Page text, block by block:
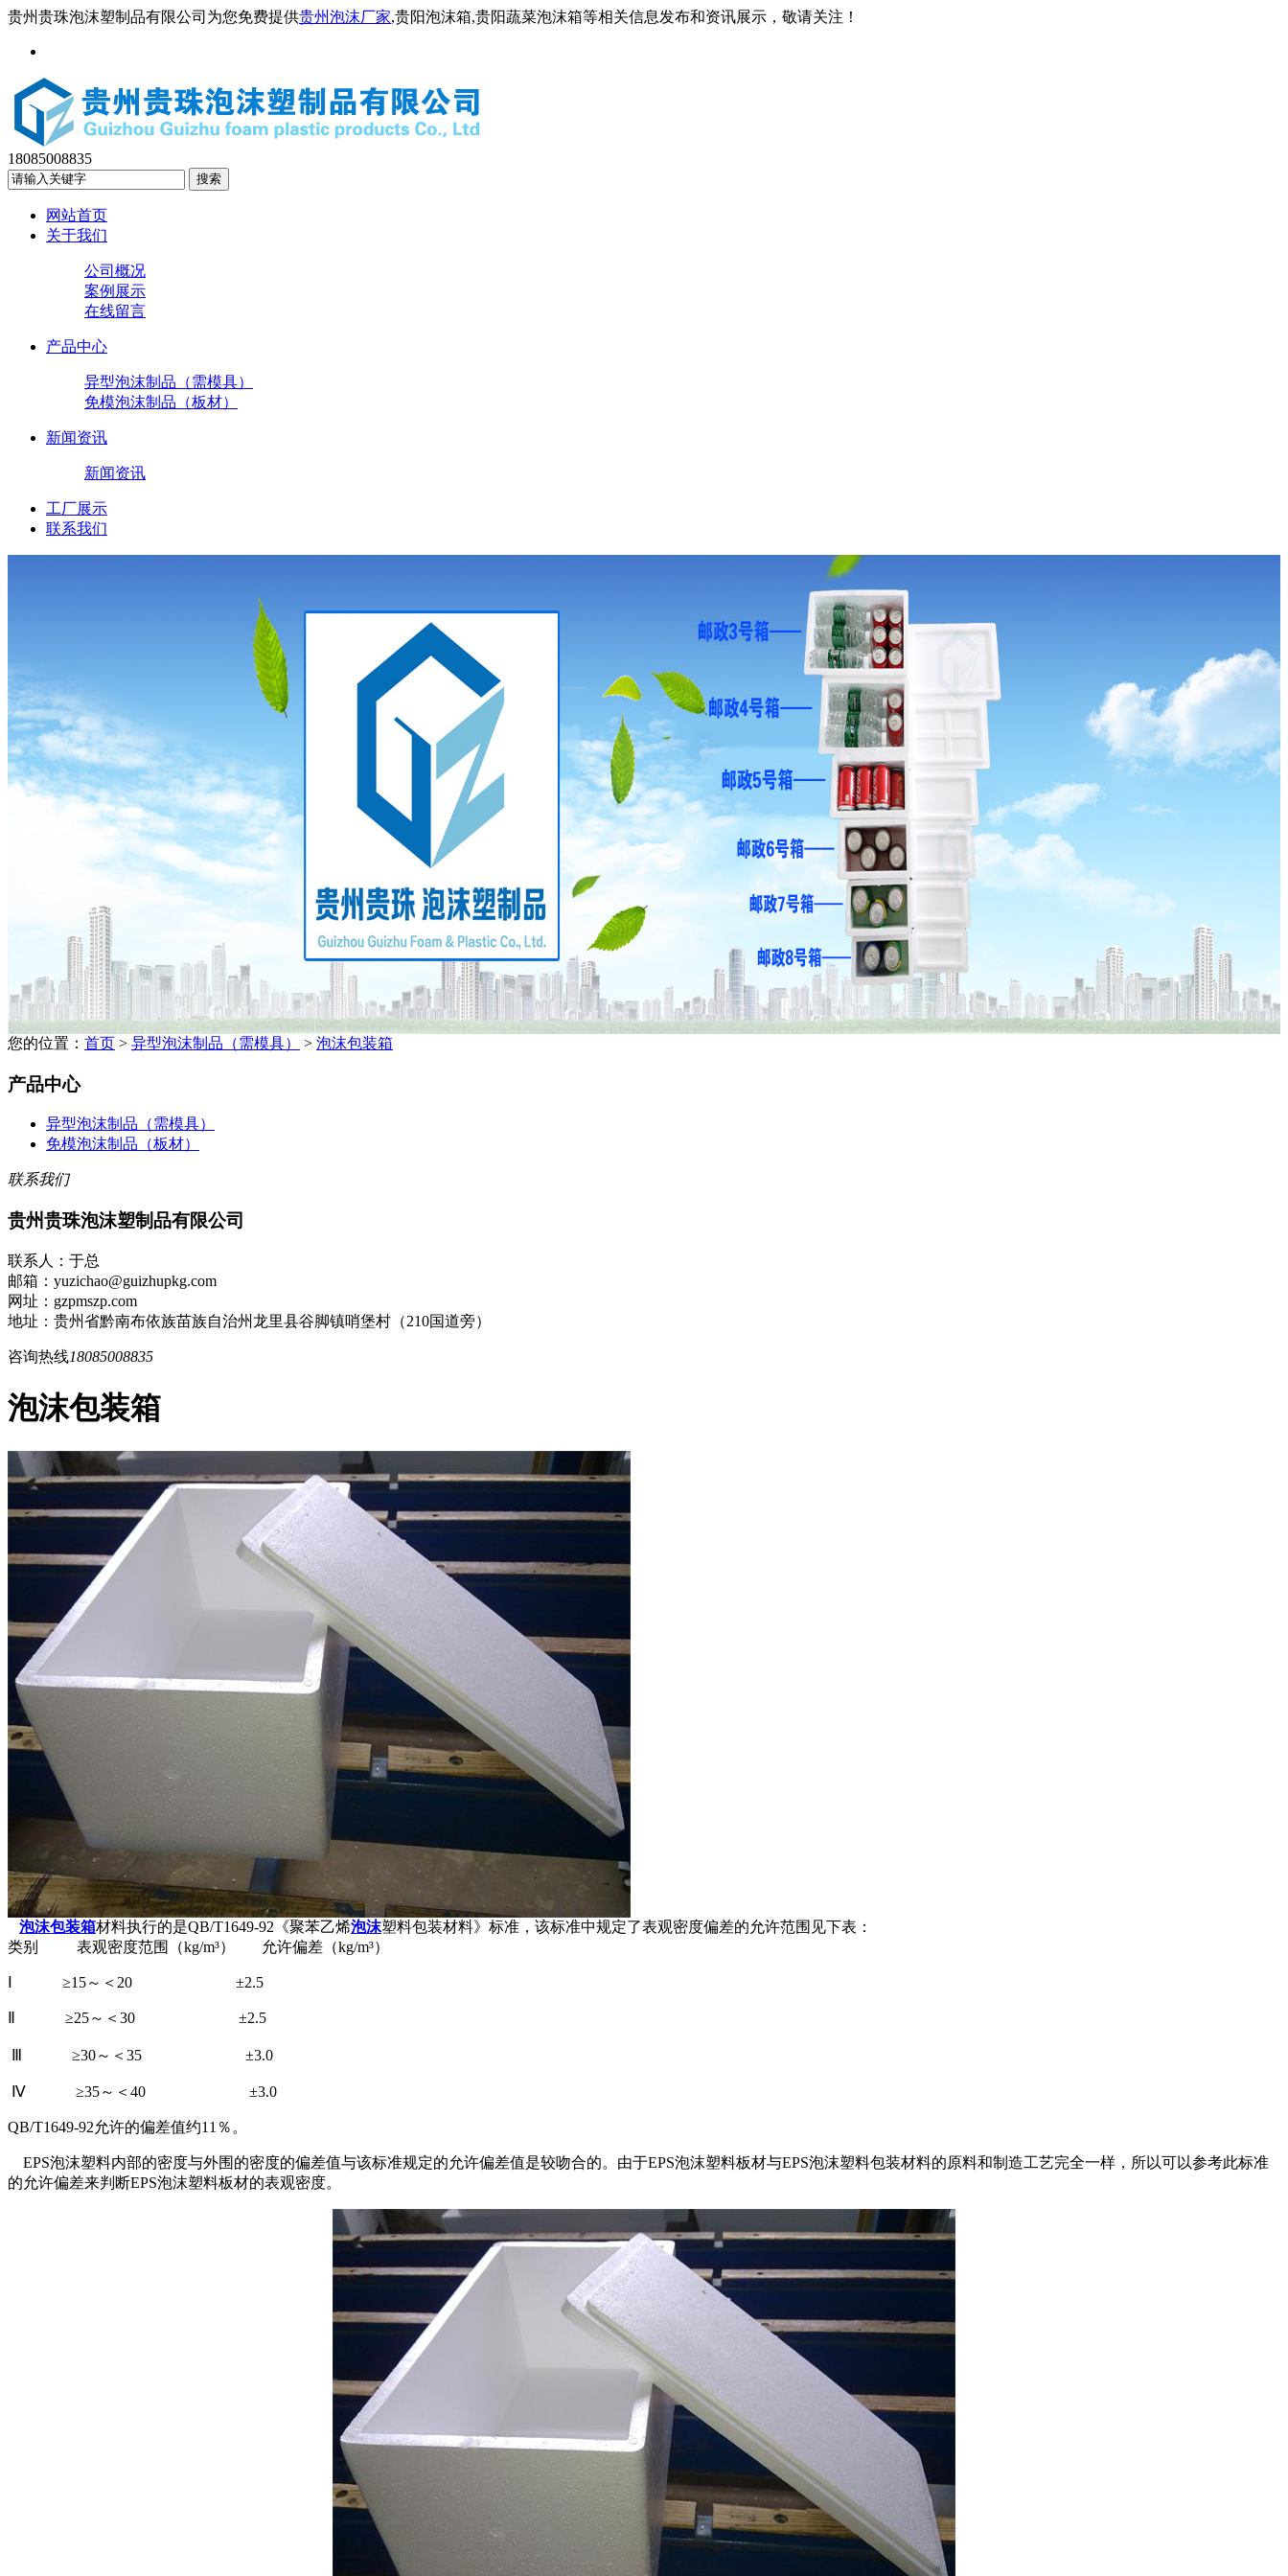
贵州贵珠泡沫塑制品有限公司为您免费提供贵州泡沫厂家,贵阳泡沫箱,贵阳蔬菜泡沫箱等相关信息发布和资讯展示，敬请关注！
18085008835
网站首页
关于我们
公司概况
案例展示
在线留言
产品中心
异型泡沫制品（需模具）
免模泡沫制品（板材）
新闻资讯
新闻资讯
工厂展示
联系我们
您的位置： 首页 > 异型泡沫制品（需模具） > 泡沫包装箱
产品中心
异型泡沫制品（需模具）
免模泡沫制品（板材）
联系我们
贵州贵珠泡沫塑制品有限公司
联系人：于总
邮箱：yuzichao@guizhupkg.com
网址：gzpmszp.com
地址：贵州省黔南布依族苗族自治州龙里县谷脚镇哨堡村（210国道旁）
咨询热线18085008835
泡沫包装箱
泡沫包装箱材料执行的是QB/T1649-92《聚苯乙烯泡沫塑料包装材料》标准，该标准中规定了表观密度偏差的允许范围见下表：
类别 表观密度范围（kg/m³） 允许偏差（kg/m³）
Ⅰ ≥15～＜20 ±2.5
Ⅱ ≥25～＜30 ±2.5
Ⅲ ≥30～＜35 ±3.0
Ⅳ ≥35～＜40 ±3.0
QB/T1649-92允许的偏差值约11％。
EPS泡沫塑料内部的密度与外围的密度的偏差值与该标准规定的允许偏差值是较吻合的。由于EPS泡沫塑料板材与EPS泡沫塑料包装材料的原料和制造工艺完全一样，所以可以参考此标准
的允许偏差来判断EPS泡沫塑料板材的表观密度。